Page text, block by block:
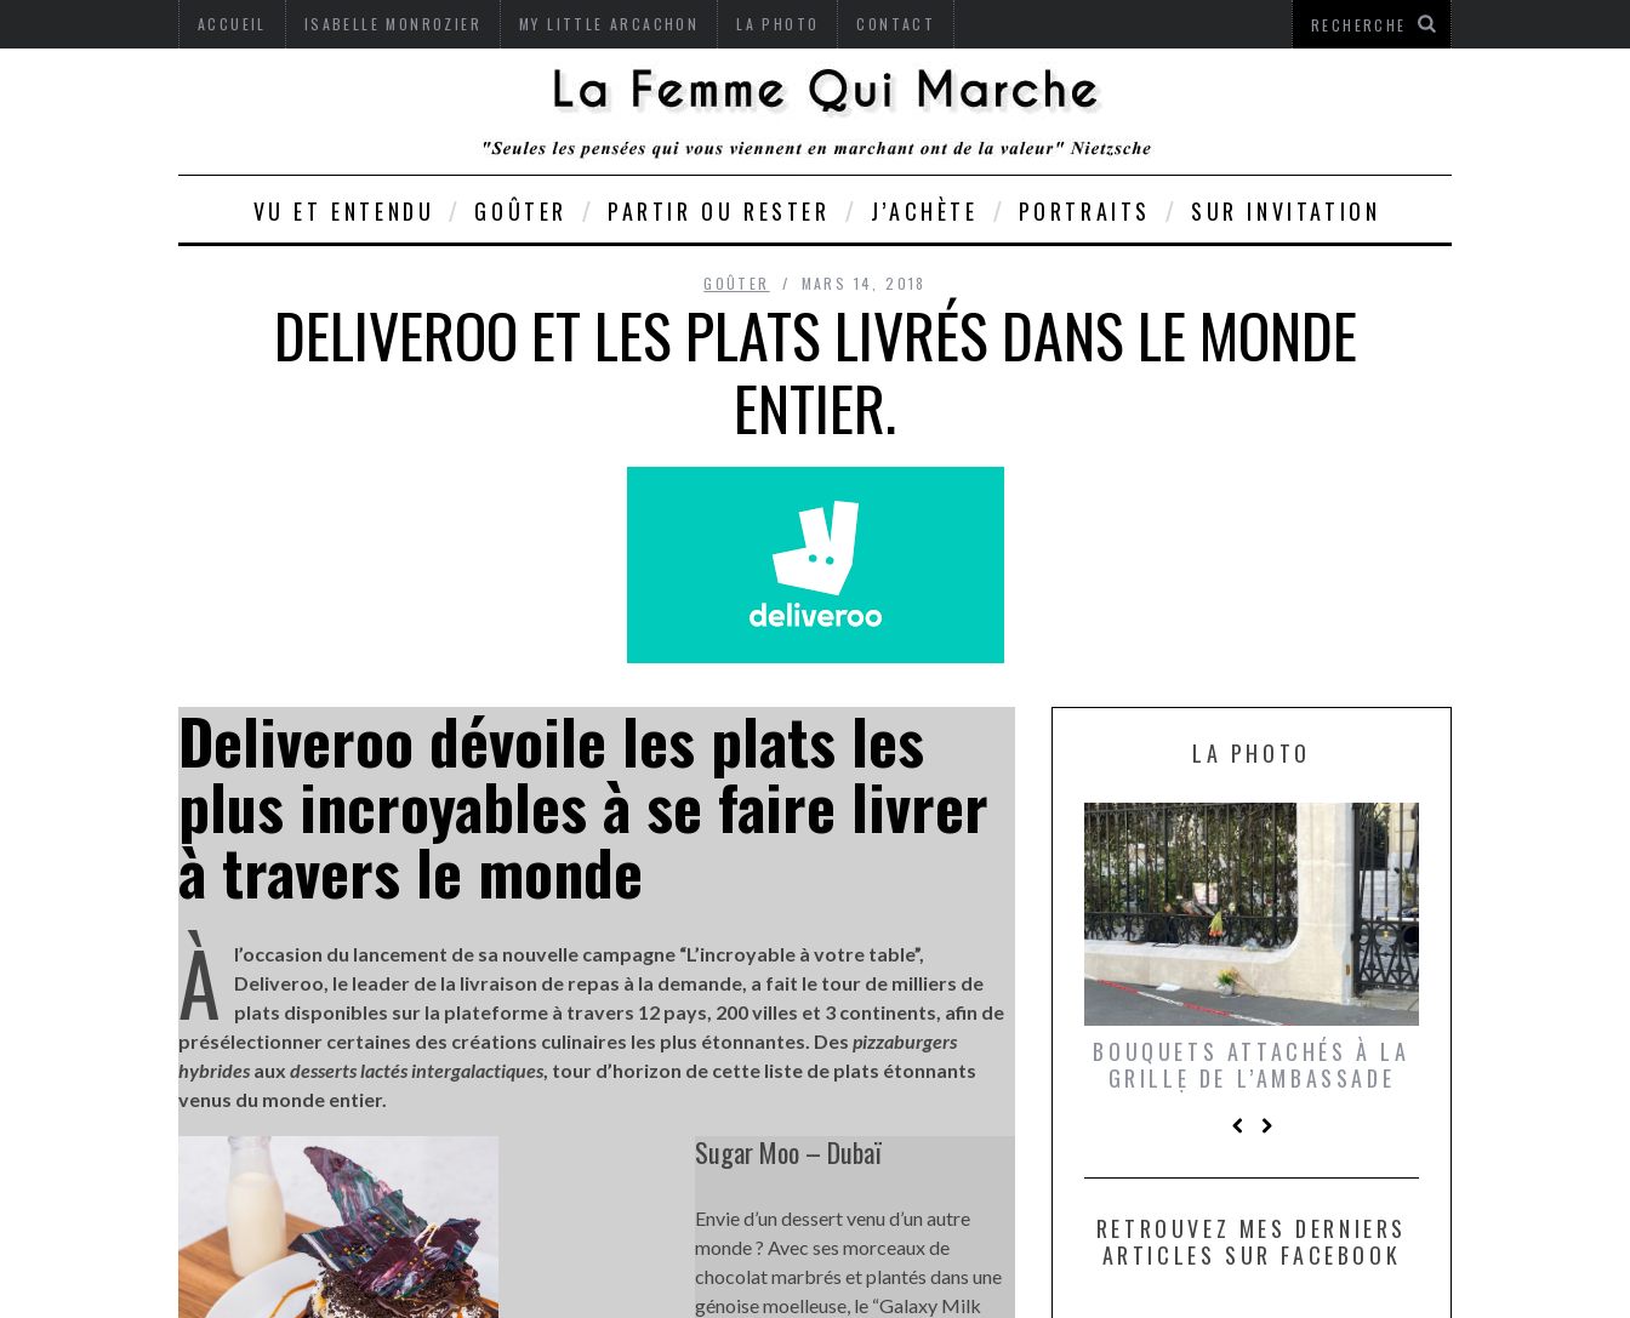
ACCUEIL ISABELLE MONROZIER MY LITTLE ARCACHON LA PHOTO CONTACT
VU ET ENTENDU GOÛTER PARTIR OU RESTER J’ACHÈTE PORTRAITS SUR INVITATION
GOÛTER MARS 14, 2018
DELIVEROO ET LES PLATS LIVRÉS DANS LE MONDE
ENTIER.
Deliveroo dévoile les plats les
plus incroyables à se faire livrer
à travers le monde
À
l’occasion du lancement de sa nouvelle campagne “L’incroyable à votre table”,
Deliveroo, le leader de la livraison de repas à la demande, a fait le tour de milliers de
plats disponibles sur la plateforme à travers 12 pays, 200 villes et 3 continents, afin de
présélectionner certaines des créations culinaires les plus étonnantes. Des pizzaburgers
hybrides aux desserts lactés intergalactiques, tour d’horizon de cette liste de plats étonnants
venus du monde entier.
Sugar Moo – Dubaï
Envie d’un dessert venu d’un autre
monde ? Avec ses morceaux de
chocolat marbrés et plantés dans une
génoise moelleuse, le “Galaxy Milk
LA PHOTO
UNE MOUETTE SUR LA TÊTE
DE LA VIERGE À BIARRITZ.
BOUQUETS ATTACHÉS À LA
GRILLE DE L’AMBASSADE
? POUR QUI ?